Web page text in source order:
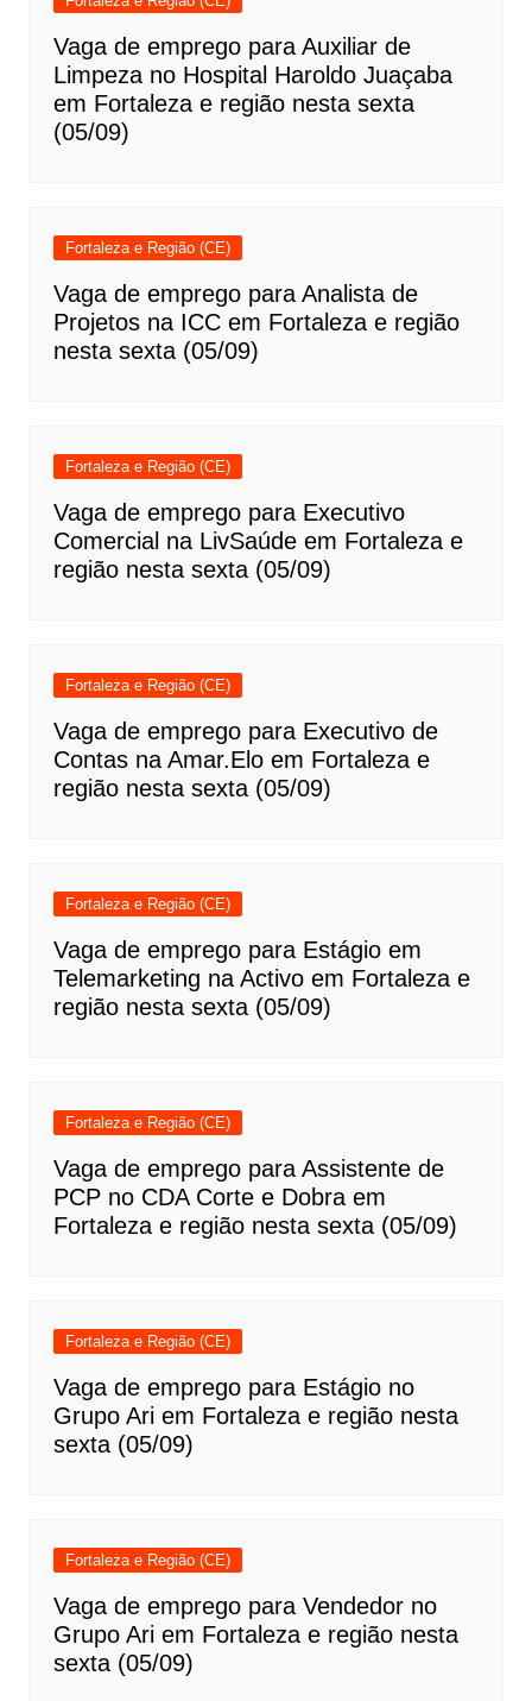
Vaga de emprego para Auxiliar de
Limpeza no Hospital Haroldo Juaçaba
em Fortaleza e região nesta sexta
(05/09)
Fortaleza e Região (CE)
Vaga de emprego para Analista de
Projetos na ICC em Fortaleza e região
nesta sexta (05/09)
Fortaleza e Região (CE)
Vaga de emprego para Executivo
Comercial na LivSaúde em Fortaleza e
região nesta sexta (05/09)
Fortaleza e Região (CE)
Vaga de emprego para Executivo de
Contas na Amar.Elo em Fortaleza e
região nesta sexta (05/09)
Fortaleza e Região (CE)
Vaga de emprego para Estágio em
Telemarketing na Activo em Fortaleza e
região nesta sexta (05/09)
Fortaleza e Região (CE)
Vaga de emprego para Assistente de
PCP no CDA Corte e Dobra em
Fortaleza e região nesta sexta (05/09)
Fortaleza e Região (CE)
Vaga de emprego para Estágio no
Grupo Ari em Fortaleza e região nesta
sexta (05/09)
Fortaleza e Região (CE)
Vaga de emprego para Vendedor no
Grupo Ari em Fortaleza e região nesta
sexta (05/09)